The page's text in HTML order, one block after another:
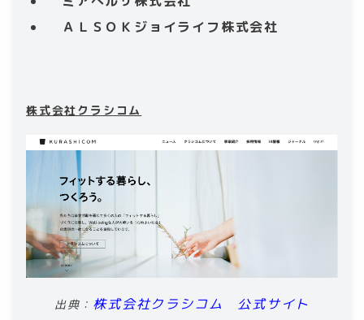
ＡＬＳＯＫジョイライフ株式会社
株式会社クラシコム
出典： 株式会社クラシコム 公式サイト